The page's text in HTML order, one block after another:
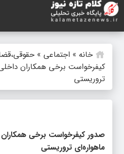
خانه » اجتماعی »
کیفرخواست برخی همکاران
تروریستی
صدور کیفرخواست برخی
ماهواره‌ای تروریستی